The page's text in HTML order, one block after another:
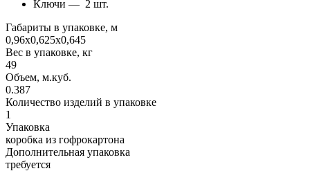
Ключи — 2 шт.
Габариты в упаковке, м
0,96х0,625х0,645
Вес в упаковке, кг
49
Объем, м.куб.
0.387
Количество изделий в упаковке
1
Упаковка
коробка из гофрокартона
Дополнительная упаковка
требуется